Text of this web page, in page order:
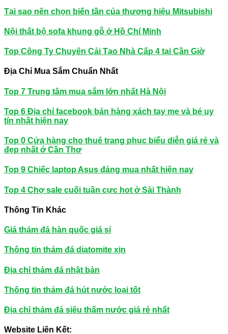
Tại sao nên chọn biến tần của thương hiệu Mitsubishi
Nội thất bộ sofa khung gỗ ở Hồ Chí Minh
Top Công Ty Chuyên Cải Tạo Nhà Cấp 4 tại Cần Giờ
Địa Chỉ Mua Sắm Chuẩn Nhất
Top 7 Trung tâm mua sắm lớn nhất Hà Nội
Top 6 Địa chỉ facebook bán hàng xách tay mẹ và bé uy
tín nhất hiện nay
Top 0 Cửa hàng cho thuê trang phục biểu diễn giá rẻ và
đẹp nhất ở Cần Thơ
Top 9 Chiếc laptop Asus đáng mua nhất hiện nay
Top 4 Chợ sale cuối tuần cực hot ở Sài Thành
Thông Tin Khác
Giá thảm đá hàn quốc giá sỉ
Thông tin thảm đá diatomite xịn
Địa chỉ thảm đá nhật bản
Thông tin thảm đá hút nước loại tốt
Địa chỉ thảm đá siêu thấm nước giá rẻ nhất
Website Liên Kết: